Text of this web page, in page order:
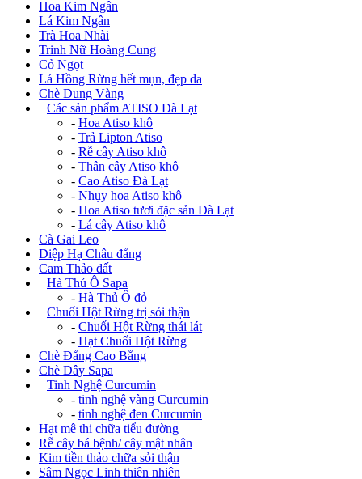
Hoa Kim Ngân
Lá Kim Ngân
Trà Hoa Nhài
Trinh Nữ Hoàng Cung
Cỏ Ngọt
Lá Hồng Rừng hết mụn, đẹp da
Chè Dung Vàng
Các sản phẩm ATISO Đà Lạt
- Hoa Atiso khô
- Trả Lipton Atiso
- Rễ cây Atiso khô
- Thân cây Atiso khô
- Cao Atiso Đà Lạt
- Nhụy hoa Atiso khô
- Hoa Atiso tươi đặc sản Đà Lạt
- Lá cây Atiso khô
Cà Gai Leo
Diệp Hạ Châu đắng
Cam Thảo đất
Hà Thủ Ô Sapa
- Hà Thủ Ô đỏ
Chuối Hột Rừng trị sỏi thận
- Chuối Hột Rừng thái lát
- Hạt Chuối Hột Rừng
Chè Đắng Cao Bằng
Chè Dây Sapa
Tinh Nghệ Curcumin
- tinh nghệ vàng Curcumin
- tinh nghệ đen Curcumin
Hạt mê thi chữa tiểu đường
Rễ cây bá bệnh/ cây mật nhân
Kim tiền thảo chữa sỏi thận
Sâm Ngọc Linh thiên nhiên